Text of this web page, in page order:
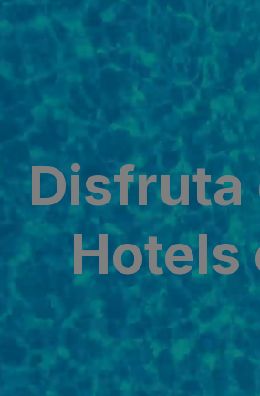
PLAYA DEL INGLÉS
Bull Eugenia
Bull Vital
Bull Escorial &
Bull Boutique
SAN AGUSTÍN
Bull Costa
PUERTO RICO
Sunset Suites
Disfruta
Hotels